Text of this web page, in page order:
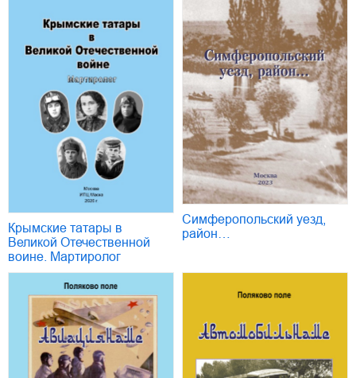
Крымские татары в
Великой Отечественной
воине. Мартиролог
Симферопольский уезд,
район…